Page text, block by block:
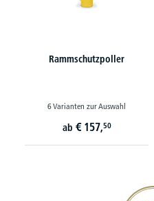
Rammschutzpoller
6 Varianten zur Auswahl
ab € 157,50
20€